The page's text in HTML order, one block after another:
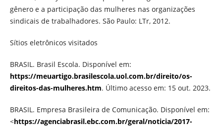
gênero e a participação das mulheres nas organizações
sindicais de trabalhadores. São Paulo: LTr, 2012.
Sítios eletrônicos visitados
BRASIL. Brasil Escola. Disponível em:
https://meuartigo.brasilescola.uol.com.br/direito/os-
direitos-das-mulheres.htm. Último acesso em: 15 out. 2023.
BRASIL. Empresa Brasileira de Comunicação. Disponível em:
<https://agenciabrasil.ebc.com.br/geral/noticia/2017-